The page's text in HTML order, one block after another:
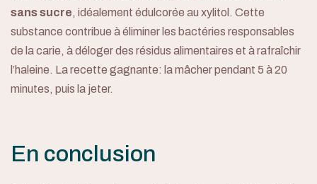
sans sucre, idéalement édulcorée au xylitol. Cette
substance contribue à éliminer les bactéries responsables
de la carie, à déloger des résidus alimentaires et à rafraîchir
l’haleine. La recette gagnante: la mâcher pendant 5 à 20
minutes, puis la jeter.
En conclusion